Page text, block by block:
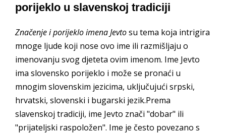
porijeklo u slavenskoj tradiciji
Značenje i porijeklo imena Jevtosu tema koja intrigira
mnoge ljude koji nose ovo ime ili razmišljaju o
imenovanju svog djeteta ovim imenom. Ime Jevto
ima slovensko porijeklo i može se pronaći u
mnogim slovenskim jezicima, uključujući srpski,
hrvatski, slovenski i bugarski jezik.Prema
slavenskoj tradiciji, ime Jevto znači "dobar" ili
"prijateljski raspoložen". Ime je često povezano s